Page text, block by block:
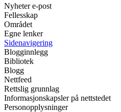
Nyheter e-post
Fellesskap
Området
Egne lenker
Sidenavigering
Blogginnlegg
Bibliotek
Blogg
Nettfeed
Rettslig grunnlag
Informasjonskapsler på nettstedet
Personopplysninger